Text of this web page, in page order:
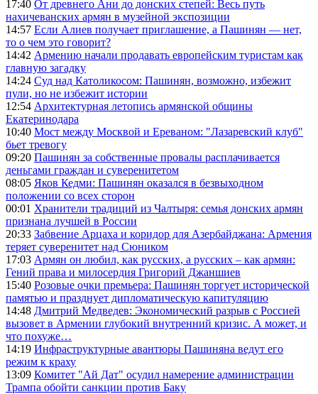
17:40 От древнего Ани до донских степей: Весь путь
нахичеванских армян в музейной экспозиции
14:57 Если Алиев получает приглашение, а Пашинян — нет,
то о чем это говорит?
14:42 Армению начали продавать европейским туристам как
главную загадку
14:24 Суд над Католикосом: Пашинян, возможно, избежит
пули, но не избежит истории
12:54 Архитектурная летопись армянской общины
Екатеринодара
10:40 Мост между Москвой и Ереваном: "Лазаревский клуб"
бьет тревогу
09:20 Пашинян за собственные провалы расплачивается
деньгами граждан и суверенитетом
08:05 Яков Кедми: Пашинян оказался в безвыходном
положении со всех сторон
00:01 Хранители традиций из Чалтыря: семья донских армян
признана лучшей в России
20:33 Забвение Арцаха и коридор для Азербайджана: Армения
теряет суверенитет над Сюником
17:03 Армян он любил, как русских, а русских – как армян:
Гений права и милосердия Григорий Джаншиев
15:40 Розовые очки премьера: Пашинян торгует исторической
памятью и празднует дипломатическую капитуляцию
14:48 Дмитрий Медведев: Экономический разрыв с Россией
вызовет в Армении глубокий внутренний кризис. А может, и
что похуже…
14:19 Инфраструктурные авантюры Пашиняна ведут его
режим к краху
13:09 Комитет "Ай Дат" осудил намерение администрации
Трампа обойти санкции против Баку